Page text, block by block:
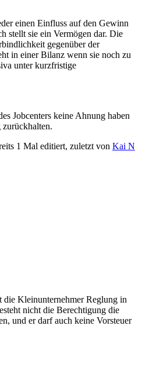
einen Einfluss auf den Gewinn
stellt sie ein Vermögen dar. Die
gegenüber der
in einer Bilanz wenn sie noch zu
unter kurzfristige
Jobcenters keine Ahnung haben
1 Mal editiert, zuletzt von Kai N
die Kleinunternehmer Reglung in
nicht die Berechtigung die
und er darf auch keine Vorsteuer